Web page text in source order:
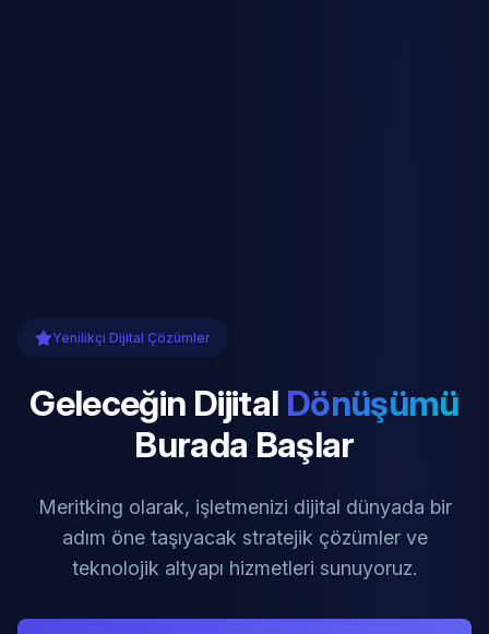
Yenilikçi Dijital Çözümler
Geleceğin Dijital Dönüşümü
Burada Başlar
Meritking olarak, işletmenizi dijital dünyada bir
adım öne taşıyacak stratejik çözümler ve
teknolojik altyapı hizmetleri sunuyoruz.